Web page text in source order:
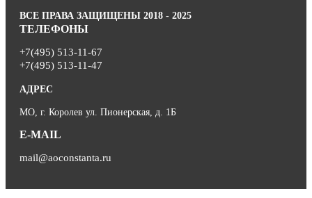
ВСЕ ПРАВА ЗАЩИЩЕНЫ 2018 - 2025
ТЕЛЕФОНЫ
+7(495) 513-11-67
+7(495) 513-11-47
АДРЕС
МО, г. Королев ул. Пионерская, д. 1Б
E-MAIL
mail@aoconstanta.ru